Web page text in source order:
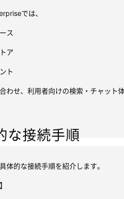
では、
ス
ア
ト
わせ、利用者向けの検索・チャット
な接続手順
体的な接続手順を紹介します。